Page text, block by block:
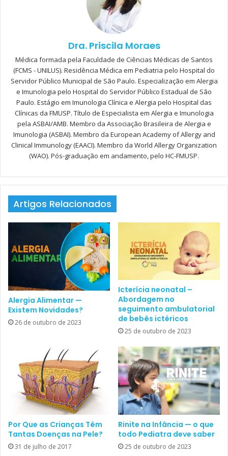
gratuitamente no PortalPed
o restante da matéria!
Clique aqui para logar
alcinonida
betametasona
calcineurina
clobetasol
dermatite atópica
desoximetasona
eczema
filagrina
fludrocortisona
fototerapia
hidratante
mometasona
pele
tacrolimo
teste de provocação
triancinolona
wet-wrap
xerose
Dra. Priscila Moraes
Médica formada pela Faculdade de Ciências Médicas de Santos
(FCMS - UNILUS). Residência Médica em Pediatria pelo Hospital do
Servidor Público Municipal de São Paulo. Especialização em Alergia
e Imunologia pelo Hospital do Servidor Público Estadual de São
Paulo. Estágio em Imunologia Clínica e Alergia pelo Hospital das
Clínicas da FMUSP. Título de Especialista em Alergia e Imunologia
pela ASBAI/AMB. Membro da Associação Brasileira de Alergia e
Imunologia (ASBAI). Membro da European Academy of Allergy and
Clinical Immunology (EAACI). Membro da World Allergy Organization
(WAO). Pós-graduação em andamento, pelo HC-FMUSP.
Artigos Relacionados
Alergia Alimentar —
Existem Novidades?
26 de outubro de 2023
Icterícia neonatal –
Abordagem no
seguimento ambulatorial
de bebês ictéricos
25 de outubro de 2023
Por Que as Crianças Têm
Tantas Doenças na Pele?
31 de julho de 2017
Rinite na Infância — o que
todo Pediatra deve saber
25 de outubro de 2023